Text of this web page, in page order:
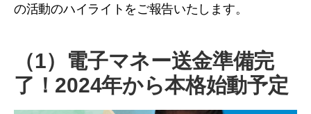
の活動のハイライトをご報告いたします。
（1）電子マネー送金準備完
了！2024年から本格始動予定